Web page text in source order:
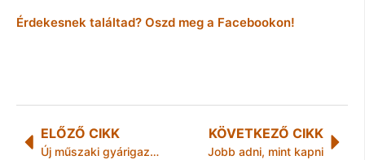
Érdekesnek találtad? Oszd meg a Facebookon!
ELŐZŐ CIKK
Új műszaki gyárigazgató a Bosch miskolci autóipari létesítményének élén
KÖVETKEZŐ CIKK
Jobb adni, mint kapni